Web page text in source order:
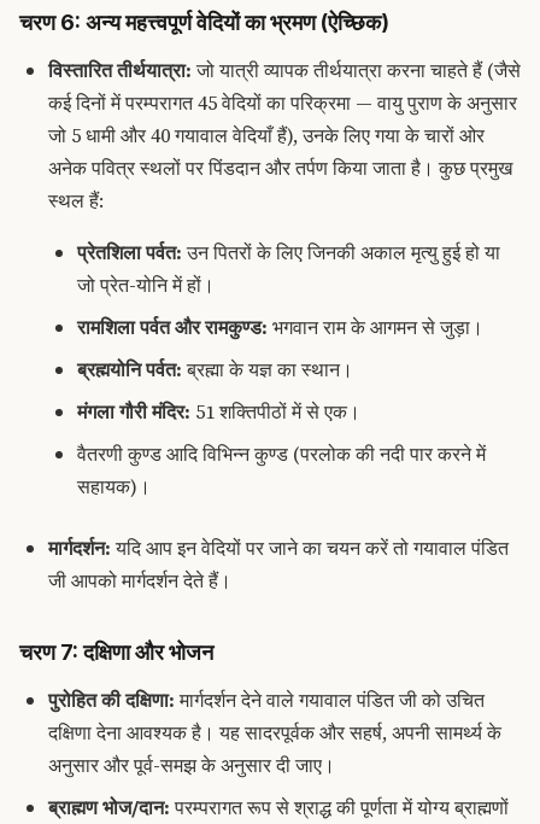
चरण 6: अन्य महत्त्वपूर्ण वेदियों का भ्रमण (ऐच्छिक)
विस्तारित तीर्थयात्रा:जो यात्री व्यापक तीर्थयात्रा करना चाहते हैं (जैसे
कई दिनों में परम्परागत 45 वेदियों का परिक्रमा — वायु पुराण के अनुसार
जो 5 धामी और 40 गयावाल वेदियाँ हैं), उनके लिए गया के चारों ओर
अनेक पवित्र स्थलों पर पिंडदान और तर्पण किया जाता है। कुछ प्रमुख
स्थल हैं:
प्रेतशिला पर्वत:उन पितरों के लिए जिनकी अकाल मृत्यु हुई हो या
जो प्रेत-योनि में हों।
रामशिला पर्वत और रामकुण्ड: भगवान राम के आगमन से जुड़ा।
ब्रह्मयोनि पर्वत:ब्रह्मा के यज्ञ का स्थान।
मंगला गौरी मंदिर: 51 शक्तिपीठों में से एक।
वैतरणी कुण्ड आदि विभिन्न कुण्ड (परलोक की नदी पार करने में
सहायक)।
मार्गदर्शन:यदि आप इन वेदियों पर जाने का चयन करें तो गयावाल पंडित
जी आपको मार्गदर्शन देते हैं।
चरण 7: दक्षिणा और भोजन
पुरोहित की दक्षिणा:मार्गदर्शन देने वाले गयावाल पंडित जी को उचित
दक्षिणा देना आवश्यक है। यह सादरपूर्वक और सहर्ष, अपनी सामर्थ्य के
अनुसार और पूर्व-समझ के अनुसार दी जाए।
ब्राह्मण भोज/दान:परम्परागत रूप से श्राद्ध की पूर्णता में योग्य ब्राह्मणों